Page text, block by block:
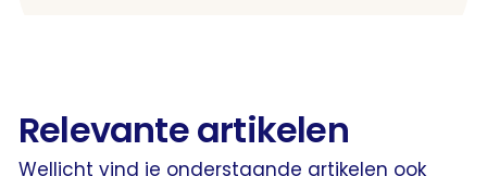
Relevante artikelen
Wellicht vind je onderstaande artikelen ook